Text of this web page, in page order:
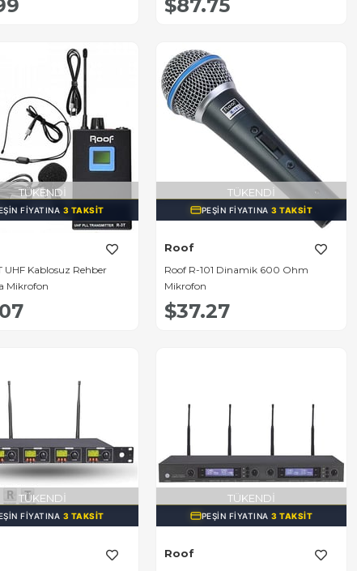
$87.75
TÜKENDI
FIYATINA 3 TAKSIT
UHF Kablosuz Rehber
Mikrofon
TÜKENDI
PEŞIN FIYATINA 3 TAKSIT
Roof
Roof R-101 Dinamik 600 Ohm
Mikrofon
$37.27
TÜKENDI
FIYATINA 3 TAKSIT
TÜKENDI
PEŞIN FIYATINA 3 TAKSIT
Roof